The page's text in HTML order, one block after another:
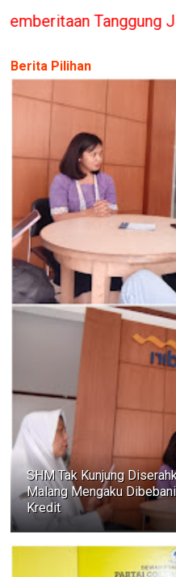
Jawab
Berita Pilihan
SHM Tak Kunjung
Malang Mengaku
Kredit